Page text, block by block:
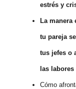
estrés y
La manera
tu pareja
tus jefes o
las labores
Cómo